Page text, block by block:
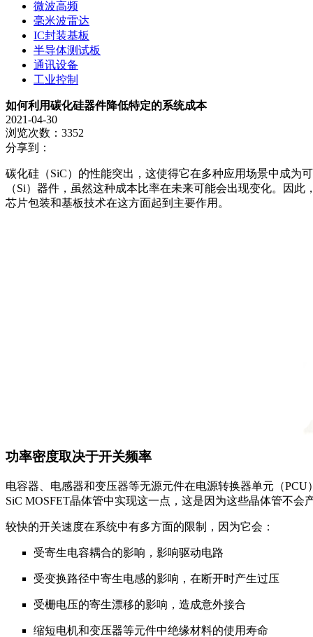
微波高频
毫米波雷达
IC封装基板
半导体测试板
通讯设备
工业控制
如何利用碳化硅器件降低特定的系统成本
2021-04-30
浏览次数：3352
分享到：
碳化硅（SiC）的性能突出，这使得它在多种应用场景中成为
（Si）器件，虽然这种成本比率在未来可能会出现变化。因
芯片包装和基板技术在这方面起到主要作用。
功率密度取决于开关频率
电容器、电感器和变压器等无源元件在电源转换器单元（
SiC MOSFET晶体管中实现这一点，这是因为这些晶体管不
较快的开关速度在系统中有多方面的限制，因为它会：
受寄生电容耦合的影响，影响驱动电路
受变换路径中寄生电感的影响，在断开时产生过压
受栅电压的寄生漂移的影响，造成意外接合
缩短电机和变压器等元件中绝缘材料的使用寿命